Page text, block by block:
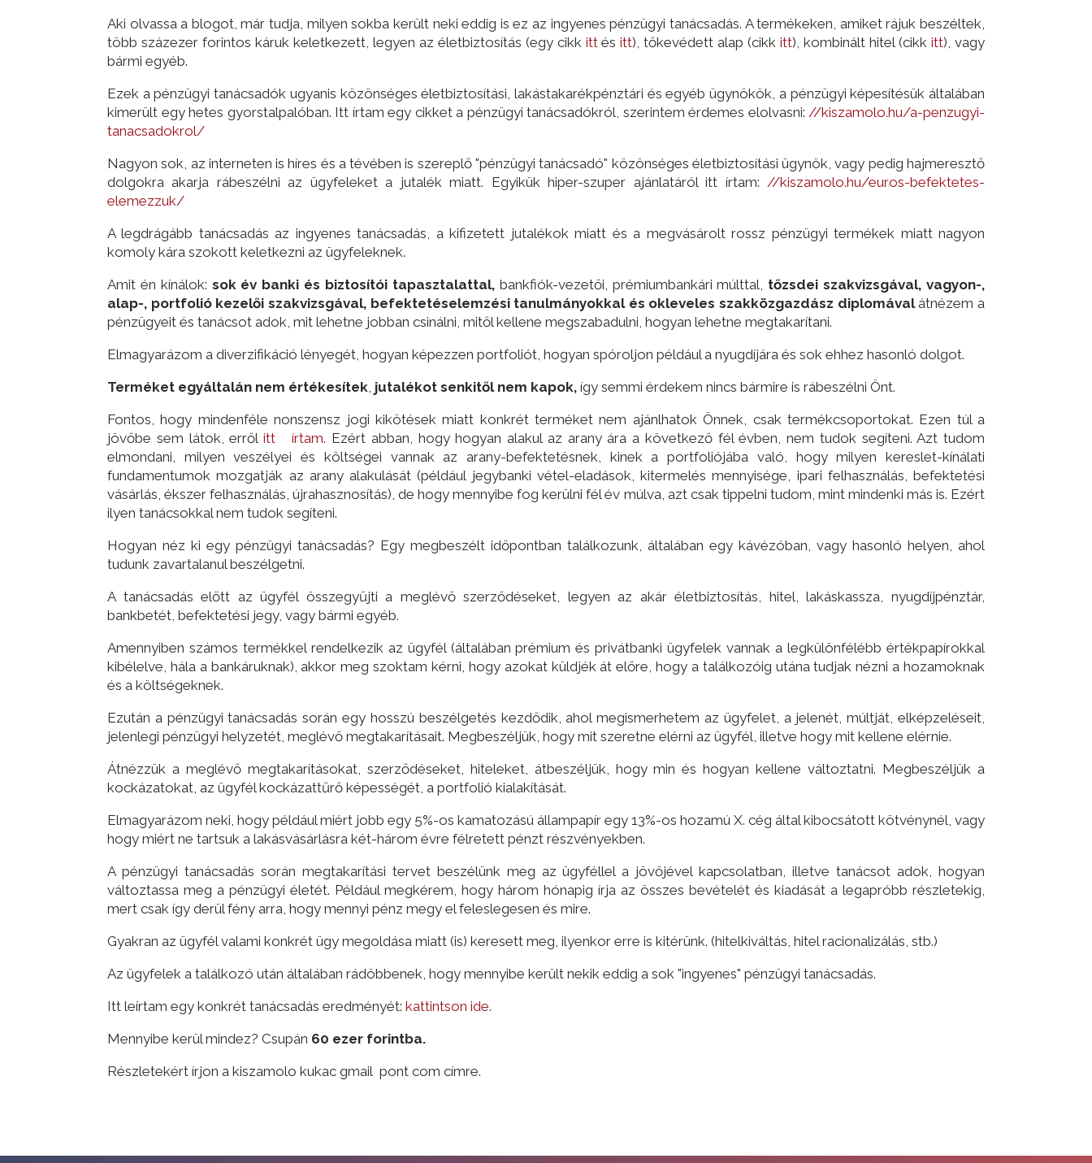
Aki olvassa a blogot, már tudja, milyen sokba került neki eddig is ez az ingyenes pénzügyi tanácsadás. A termékeken, amiket rájuk beszéltek,
több százezer forintos káruk keletkezett, legyen az életbiztosítás (egy cikk ittésitt), tőkevédett alap (cikk itt), kombinált hitel (cikk itt), vagy
bármi egyéb.
Ezek a pénzügyi tanácsadók ugyanis közönséges életbiztosítási, lakástakarékpénztári és egyéb ügynökök, a pénzügyi képesítésük általában
kimerült egy hetes gyorstalpalóban. Itt írtam egy cikket a pénzügyi tanácsadókról, szerintem érdemes elolvasni: //kiszamolo.hu/a-penzugyi-
tanacsadokrol/
Nagyon sok, az interneten is híres és a tévében is szereplő "pénzügyi tanácsadó" közönséges életbiztosítási ügynök, vagy pedig hajmeresztő
dolgokra akarja rábeszélni az ügyfeleket a jutalék miatt. Egyikük hiper-szuper ajánlatáról itt írtam: //kiszamolo.hu/euros-befektetes-
elemezzuk/
A legdrágább tanácsadás az ingyenes tanácsadás, a kifizetett jutalékok miatt és a megvásárolt rossz pénzügyi termékek miatt nagyon
komoly kára szokott keletkezni az ügyfeleknek.
Amit én kínálok: sok év banki és biztosítói tapasztalattal,bankfiók-vezetői, prémiumbankári múlttal, tőzsdei szakvizsgával, vagyon-,
alap-, portfolió kezelői szakvizsgával, befektetéselemzési tanulmányokkal és okleveles szakközgazdász diplomávalátnézem a
pénzügyeit és tanácsot adok, mit lehetne jobban csinálni, mitől kellene megszabadulni, hogyan lehetne megtakarítani.
Elmagyarázom a diverzifikáció lényegét, hogyan képezzen portfoliót, hogyan spóroljon például a nyugdíjára és sok ehhez hasonló dolgot.
Terméket egyáltalán nem értékesítek, jutalékot senkitől nem kapok, így semmi érdekem nincs bármire is rábeszélni Önt.
Fontos, hogy mindenféle nonszensz jogi kikötések miatt konkrét terméket nem ajánlhatok Önnek, csak termékcsoportokat. Ezen túl a
jövőbe sem látok, erről itt írtam. Ezért abban, hogy hogyan alakul az arany ára a következő fél évben, nem tudok segíteni. Azt tudom
elmondani, milyen veszélyei és költségei vannak az arany-befektetésnek, kinek a portfoliójába való, hogy milyen kereslet-kínálati
fundamentumok mozgatják az arany alakulását (például jegybanki vétel-eladások, kitermelés mennyisége, ipari felhasználás, befektetési
vásárlás, ékszer felhasználás, újrahasznosítás), de hogy mennyibe fog kerülni fél év múlva, azt csak tippelni tudom, mint mindenki más is. Ezért
ilyen tanácsokkal nem tudok segíteni.
Hogyan néz ki egy pénzügyi tanácsadás? Egy megbeszélt időpontban találkozunk, általában egy kávézóban, vagy hasonló helyen, ahol
tudunk zavartalanul beszélgetni.
A tanácsadás előtt az ügyfél összegyűjti a meglévő szerződéseket, legyen az akár életbiztosítás, hitel, lakáskassza, nyugdíjpénztár,
bankbetét, befektetési jegy, vagy bármi egyéb.
Amennyiben számos termékkel rendelkezik az ügyfél (általában prémium és privátbanki ügyfelek vannak a legkülönfélébb értékpapírokkal
kibélelve, hála a bankáruknak), akkor meg szoktam kérni, hogy azokat küldjék át előre, hogy a találkozóig utána tudjak nézni a hozamoknak
és a költségeknek.
Ezután a pénzügyi tanácsadás során egy hosszú beszélgetés kezdődik, ahol megismerhetem az ügyfelet, a jelenét, múltját, elképzeléseit,
jelenlegi pénzügyi helyzetét, meglévő megtakarításait. Megbeszéljük, hogy mit szeretne elérni az ügyfél, illetve hogy mit kellene elérnie.
Átnézzük a meglévő megtakarításokat, szerződéseket, hiteleket, átbeszéljük, hogy min és hogyan kellene változtatni. Megbeszéljük a
kockázatokat, az ügyfél kockázattűrő képességét, a portfolió kialakítását.
Elmagyarázom neki, hogy például miért jobb egy 5%-os kamatozású állampapír egy 13%-os hozamú X. cég által kibocsátott kötvénynél, vagy
hogy miért ne tartsuk a lakásvásárlásra két-három évre félretett pénzt részvényekben.
A pénzügyi tanácsadás során megtakarítási tervet beszélünk meg az ügyféllel a jövőjével kapcsolatban, illetve tanácsot adok, hogyan
változtassa meg a pénzügyi életét. Például megkérem, hogy három hónapig írja az összes bevételét és kiadását a legapróbb részletekig,
mert csak így derül fény arra, hogy mennyi pénz megy el feleslegesen és mire.
Gyakran az ügyfél valami konkrét ügy megoldása miatt (is) keresett meg, ilyenkor erre is kitérünk. (hitelkiváltás, hitel racionalizálás, stb.)
Az ügyfelek a találkozó után általában rádöbbenek, hogy mennyibe került nekik eddig a sok "ingyenes" pénzügyi tanácsadás.
Itt leírtam egy konkrét tanácsadás eredményét: kattintson ide.
Mennyibe kerül mindez? Csupán 60 ezer forintba.
Részletekért írjon a kiszamolo kukac gmail pont com címre.